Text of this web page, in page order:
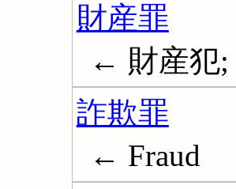
財産罪
← 財産犯;
詐欺罪
← Fraud